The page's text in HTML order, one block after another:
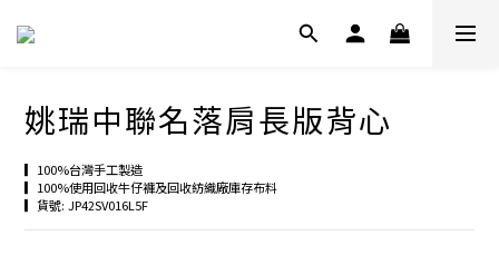
姚瑞中聯名落肩長版背心
▎100%台灣手工製造
▎100%使用回收牛仔褲及回收紡織廠庫存布料
▎貨號: JP42SV016L5F